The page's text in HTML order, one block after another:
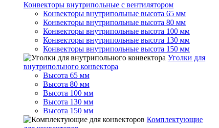
Конвекторы внутрипольные с вентилятором
Конвекторы внутрипольные высота 65 мм
Конвекторы внутрипольные высота 80 мм
Конвекторы внутрипольные высота 100 мм
Конвекторы внутрипольные высота 130 мм
Конвекторы внутрипольные высота 150 мм
Уголки для
внутрипольного конвектора
Высота 65 мм
Высота 80 мм
Высота 100 мм
Высота 130 мм
Высота 150 мм
Комплектующие